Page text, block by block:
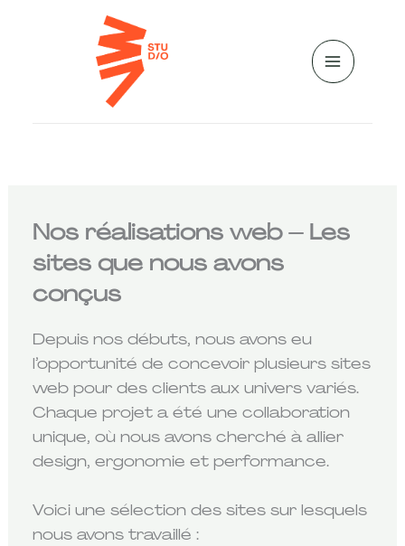
Nos réalisations web – Les
sites que nous avons
conçus
Depuis nos débuts, nous avons eu
l’opportunité de concevoir plusieurs sites
web pour des clients aux univers variés.
Chaque projet a été une collaboration
unique, où nous avons cherché à allier
design, ergonomie et performance.
Voici une sélection des sites sur lesquels
nous avons travaillé :